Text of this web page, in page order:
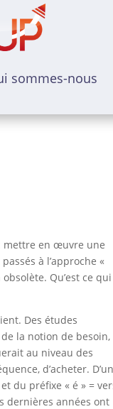
sommes-nous
mettre en œuvre une
à l’approche «
Qu’est ce
Des études
la notion de besoin,
au niveau des
d’acheter.
du préfixe « é » =
dernières années ont